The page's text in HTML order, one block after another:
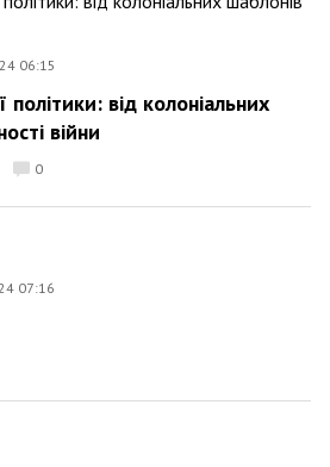
06:15
політики: від колоніальних
війни
0
07:16